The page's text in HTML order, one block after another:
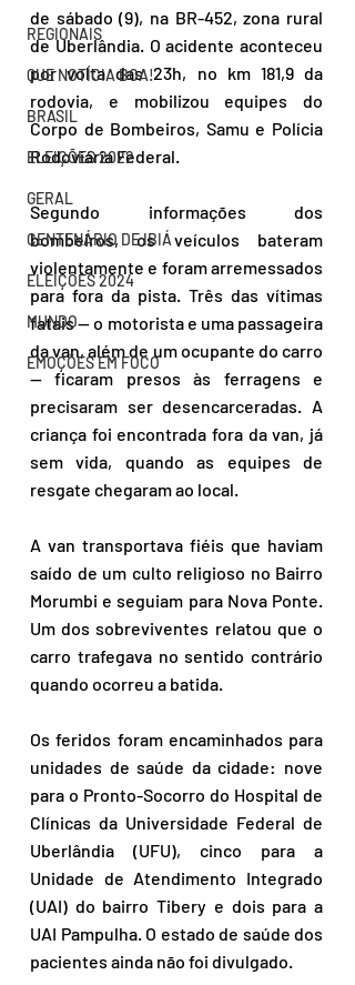
REGIONAIS
QUE NOTÍCIA BOA!
BRASIL
ELEIÇÕES 2022
GERAL
CENTENÁRIO DE IBIÁ
ELEIÇÕES 2024
MUNDO
EMOÇÕES EM FOCO
de sábado (9), na BR-452, zona rural
de Uberlândia. O acidente aconteceu
por volta das 23h, no km 181,9 da
rodovia, e mobilizou equipes do
Corpo de Bombeiros, Samu e Polícia
Rodoviária Federal.
Segundo informações dos
bombeiros, os veículos bateram
violentamente e foram arremessados
para fora da pista. Três das vítimas
fatais — o motorista e uma passageira
da van, além de um ocupante do carro
— ficaram presos às ferragens e
precisaram ser desencarceradas. A
criança foi encontrada fora da van, já
sem vida, quando as equipes de
resgate chegaram ao local.
A van transportava fiéis que haviam
saído de um culto religioso no Bairro
Morumbi e seguiam para Nova Ponte.
Um dos sobreviventes relatou que o
carro trafegava no sentido contrário
quando ocorreu a batida.
Os feridos foram encaminhados para
unidades de saúde da cidade: nove
para o Pronto-Socorro do Hospital de
Clínicas da Universidade Federal de
Uberlândia (UFU), cinco para a
Unidade de Atendimento Integrado
(UAI) do bairro Tibery e dois para a
UAI Pampulha. O estado de saúde dos
pacientes ainda não foi divulgado.